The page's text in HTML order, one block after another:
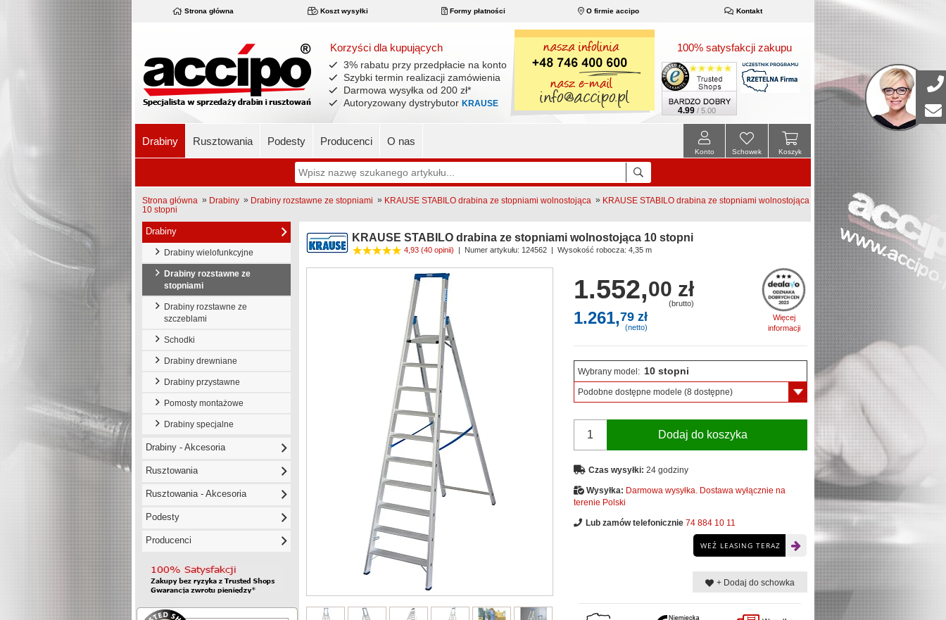
Strona główna Koszt wysyłki Formy płatności O firmie accipo Kontakt
Korzyści dla kupujących
3% rabatu przy przedpłacie na konto
Szybki termin realizacji zamówienia
Darmowa wysyłka od 200 zł*
Autoryzowany dystrybutor KRAUSE
100% satysfakcji zakupu
4.99 / 5.00
Drabiny Rusztowania Podesty Producenci O nas
Koszyk
Schowek
Konto
Strona główna » Drabiny » Drabiny rozstawne ze stopniami » KRAUSE STABILO drabina ze stopniami wolnostojąca » KRAUSE STABILO drabina ze stopniami wolnostojąca
10 stopni
Drabiny
Drabiny wielofunkcyjne
Drabiny rozstawne ze
stopniami
Drabiny rozstawne ze
szczeblami
Schodki
Drabiny drewniane
Drabiny przystawne
Pomosty montażowe
Drabiny specjalne
Drabiny - Akcesoria
Rusztowania
Rusztowania - Akcesoria
Podesty
Producenci
KRAUSE STABILO drabina ze stopniami wolnostojąca 10 stopni
4,93 (40 opinii) | Numer artykułu: 124562 | Wysokość robocza: 4,35 m
Więcej
informacji
1.552,00 zł
(brutto)
1.261,79 zł
(netto)
Wybrany model: 10 stopni
Podobne dostępne modele (8 dostępne)
Dodaj do koszyka
Czas wysyłki: 24 godziny
Wysyłka: Darmowa wysyłka. Dostawa wyłącznie na
terenie Polski
Lub zamów telefonicznie 74 884 10 11
WEŹ LEASING TERAZ
+ Dodaj do schowka